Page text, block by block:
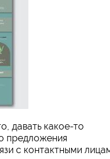
давать какое-то
предложения
с контактными